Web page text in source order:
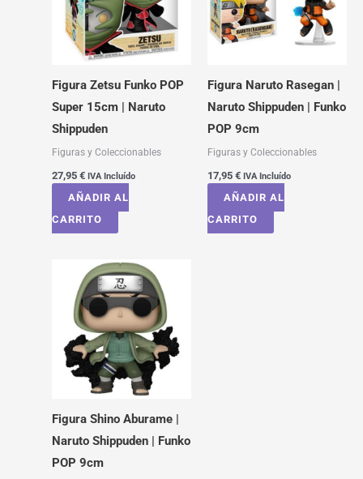
Figura Zetsu Funko POP
Super 15cm | Naruto
Shippuden
Figuras y Coleccionables
27,95 € IVA Incluído
AÑADIR AL
CARRITO
Figura Naruto Rasegan |
Naruto Shippuden | Funko
POP 9cm
Figuras y Coleccionables
17,95 € IVA Incluído
AÑADIR AL
CARRITO
Figura Shino Aburame |
Naruto Shippuden | Funko
POP 9cm